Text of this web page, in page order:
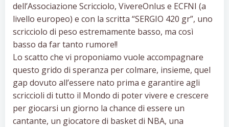
dell’Associazione Scricciolo, VivereOnlus e ECFNI (a
livello europeo) e con la scritta “SERGIO 420 gr”, uno
scricciolo di peso estremamente basso, ma così
basso da far tanto rumore!!
Lo scatto che vi proponiamo vuole accompagnare
questo grido di speranza per colmare, insieme, quel
gap dovuto all’essere nato prima e garantire agli
scriccioli di tutto il Mondo di poter vivere e crescere
per giocarsi un giorno la chance di essere un
cantante, un giocatore di basket di NBA, una